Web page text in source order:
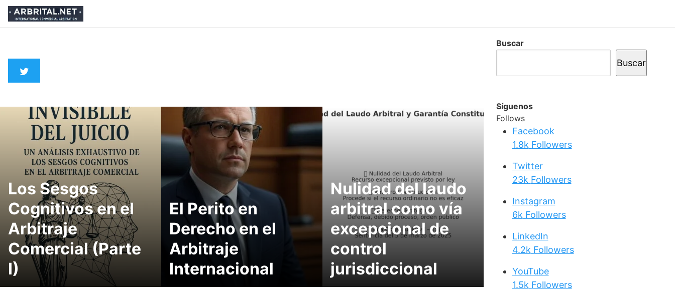
Skip
content
Los Sesgos
Cognitivos en el
Arbitraje
Comercial (Parte
I)
El Perito en
Derecho en el
Arbitraje
Internacional
Nulidad del laudo
arbitral como vía
excepcional de
control
jurisdiccional
Buscar
Buscar
Síguenos
Follows
Facebook
1.8k Followers
Twitter
23k Followers
Instagram
6k Followers
LinkedIn
4.2k Followers
YouTube
1.5k Followers